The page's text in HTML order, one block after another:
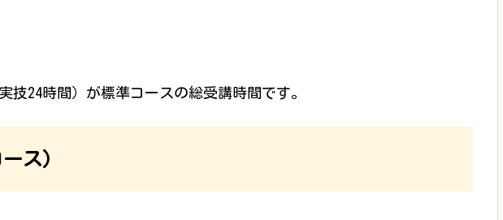
技24時間）が標準コースの総受講時間です。
ス）